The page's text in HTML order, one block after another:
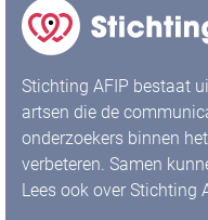
Stichting AFIP bestaat
artsen die de
onderzoekers binnen
verbeteren. Samen
Lees ook over Stichting